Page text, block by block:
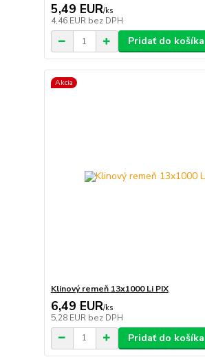
5,49 EUR/ks
4,46 EUR bez DPH
Pridať do košíka
Akcia
Klinový remeň 13x1000 Li PIX
6,49 EUR/ks
5,28 EUR bez DPH
Pridať do košíka